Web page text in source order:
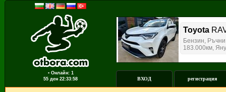
▪ Онлайн: 1
55 ден 22:33:58 ВХОД регистрация